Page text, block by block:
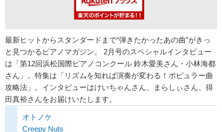
最新ヒットからスタンダードまで“弾きたかったあの曲”がきっ
と見つかるピアノマガジン。 2月号のスペシャルインタビュー
は「第12回浜松国際ピアノコンクール 鈴木愛美さん・小林海都
さん」。特集は「リズムを知れば演奏が変わる！ポピュラー曲
攻略法」。インタビューはけいちゃんさん、まらしぃさん、得
田真裕さんをお届けいたします。
オトノケ
Creepy Nuts